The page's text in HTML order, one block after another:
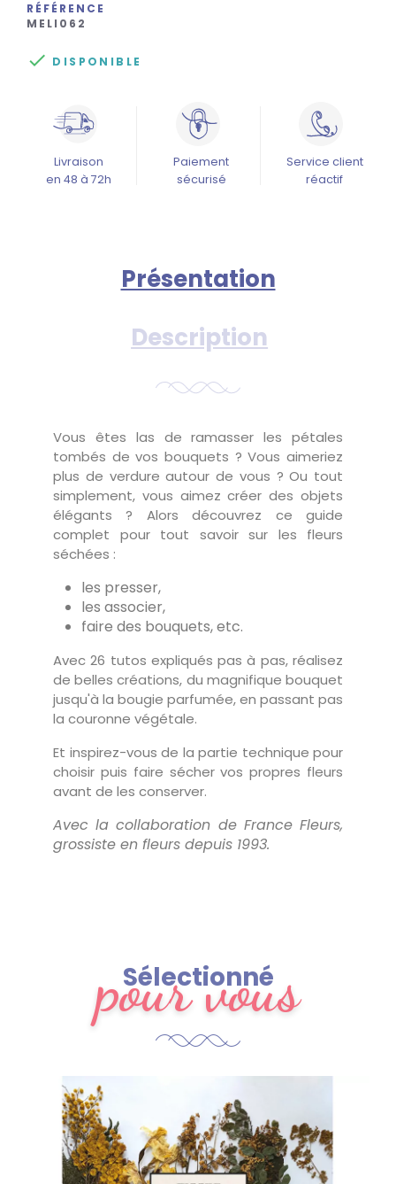
RÉFÉRENCE
MELI062
 DISPONIBLE
Livraison
en 48 à 72h
Paiement
sécurisé
Service client
réactif
Présentation
Description
Vous êtes las de ramasser les pétales
tombés de vos bouquets ? Vous aimeriez
plus de verdure autour de vous ? Ou tout
simplement, vous aimez créer des objets
élégants ? Alors découvrez ce guide
complet pour tout savoir sur les fleurs
séchées :
les presser,
les associer,
faire des bouquets, etc.
Avec 26 tutos expliqués pas à pas, réalisez
de belles créations, du magnifique bouquet
jusqu'à la bougie parfumée, en passant pas
la couronne végétale.
Et inspirez-vous de la partie technique pour
choisir puis faire sécher vos propres fleurs
avant de les conserver.
Avec la collaboration de France Fleurs,
grossiste en fleurs depuis 1993.
Sélectionné
pour vous